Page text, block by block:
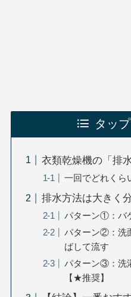
タッ
衣類乾燥機の「排
一回でどれくら
排水方法は大きく
パターン①：バ
パターン②：洗
ばして流す
パターン③：洗
【★推奨】